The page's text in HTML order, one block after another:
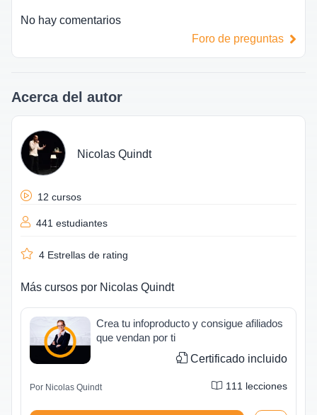
No hay comentarios
Foro de preguntas
Acerca del autor
Nicolas Quindt
12 cursos
441 estudiantes
4 Estrellas de rating
Más cursos por Nicolas Quindt
Crea tu infoproducto y consigue afiliados
que vendan por ti
Certificado incluido
Por Nicolas Quindt 111 lecciones